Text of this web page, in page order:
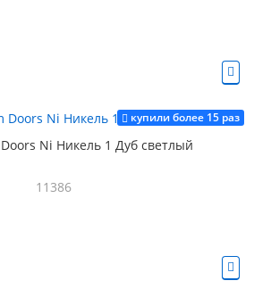
купили более 15 раз
Ni Никель 1 Дуб светлый
11386